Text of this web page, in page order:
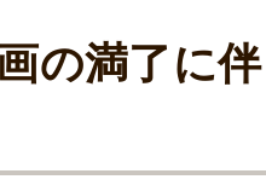
の満了に